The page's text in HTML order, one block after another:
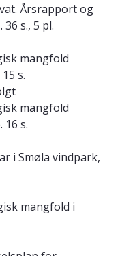
Årsrapport og
s., 5 pl.
mangfold
s.
mangfold
s.
i Smøla vindpark,
mangfold i